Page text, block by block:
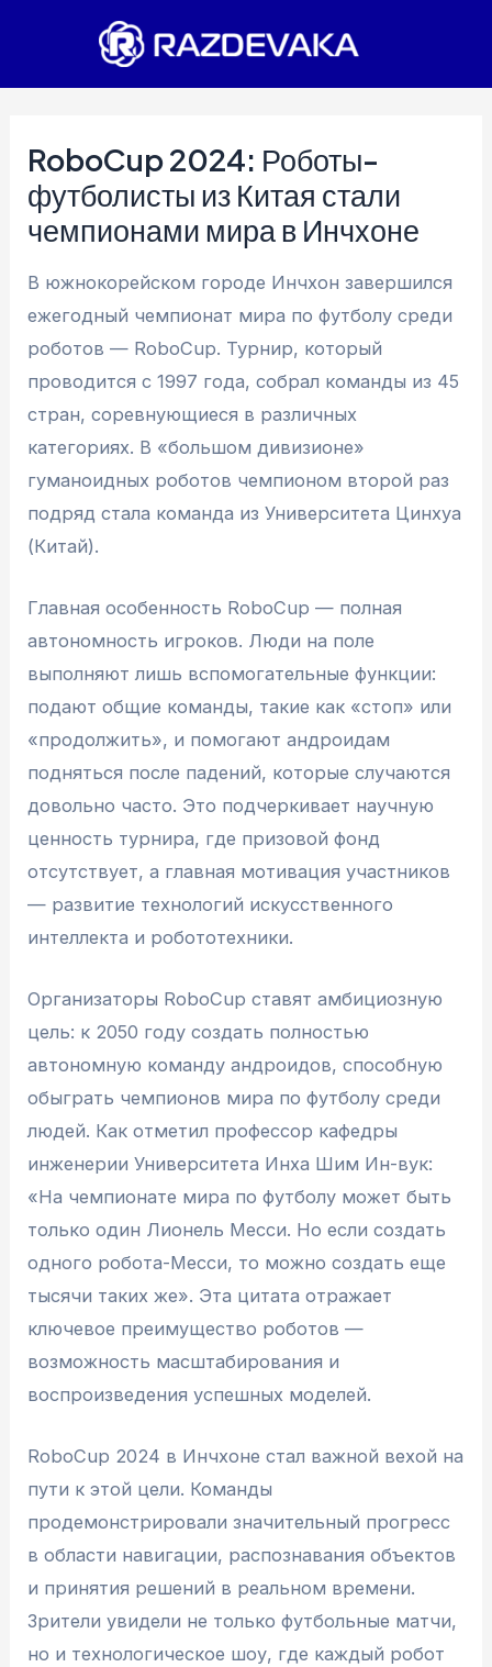
RoboCup 2024: Роботы-
футболисты из Китая стали
чемпионами мира в Инчхоне
В южнокорейском городе Инчхон завершился
ежегодный чемпионат мира по футболу среди
роботов — RoboCup. Турнир, который
проводится с 1997 года, собрал команды из 45
стран, соревнующиеся в различных
категориях. В «большом дивизионе»
гуманоидных роботов чемпионом второй раз
подряд стала команда из Университета Цинхуа
(Китай).
Главная особенность RoboCup — полная
автономность игроков. Люди на поле
выполняют лишь вспомогательные функции:
подают общие команды, такие как «стоп» или
«продолжить», и помогают андроидам
подняться после падений, которые случаются
довольно часто. Это подчеркивает научную
ценность турнира, где призовой фонд
отсутствует, а главная мотивация участников
— развитие технологий искусственного
интеллекта и робототехники.
Организаторы RoboCup ставят амбициозную
цель: к 2050 году создать полностью
автономную команду андроидов, способную
обыграть чемпионов мира по футболу среди
людей. Как отметил профессор кафедры
инженерии Университета Инха Шим Ин-вук:
«На чемпионате мира по футболу может быть
только один Лионель Месси. Но если создать
одного робота-Месси, то можно создать еще
тысячи таких же». Эта цитата отражает
ключевое преимущество роботов —
возможность масштабирования и
воспроизведения успешных моделей.
RoboCup 2024 в Инчхоне стал важной вехой на
пути к этой цели. Команды
продемонстрировали значительный прогресс
в области навигации, распознавания объектов
и принятия решений в реальном времени.
Зрители увидели не только футбольные матчи,
но и технологическое шоу, где каждый робот